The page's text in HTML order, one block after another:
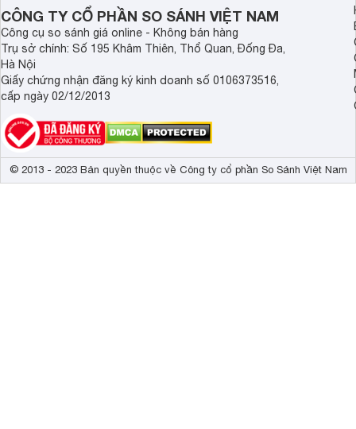
tiền không?
CÔNG TY CỔ PHẦN SO SÁNH VIỆT NAM
Công cụ so sánh giá online - Không bán hàng
Trụ sở chính: Số 195 Khâm Thiên, Thổ Quan, Đống Đa,
Hà Nội
Giấy chứng nhận đăng ký kinh doanh số 0106373516,
cấp ngày 02/12/2013
© 2013 - 2023 Bản quyền thuộc về Công ty cổ phần So Sánh Việt Nam